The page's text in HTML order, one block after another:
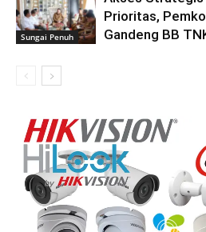
Sungai Penuh
Prioritas,
Gandeng BB